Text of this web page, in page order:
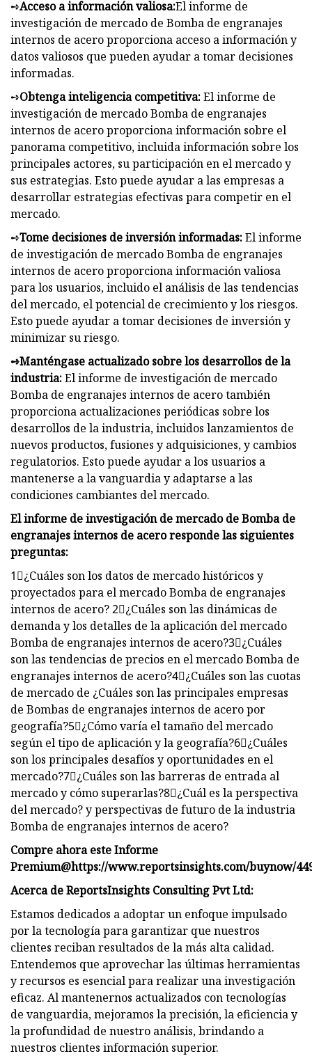
➺Acceso a información valiosa:El informe de
investigación de mercado de Bomba de engranajes
internos de acero proporciona acceso a información y
datos valiosos que pueden ayudar a tomar decisiones
informadas.
➺Obtenga inteligencia competitiva:El informe de
investigación de mercado Bomba de engranajes
internos de acero proporciona información sobre el
panorama competitivo, incluida información sobre los
principales actores, su participación en el mercado y
sus estrategias. Esto puede ayudar a las empresas a
desarrollar estrategias efectivas para competir en el
mercado.
➺Tome decisiones de inversión informadas:El informe
de investigación de mercado Bomba de engranajes
internos de acero proporciona información valiosa
para los usuarios, incluido el análisis de las tendencias
del mercado, el potencial de crecimiento y los riesgos.
Esto puede ayudar a tomar decisiones de inversión y
minimizar su riesgo.
➺Manténgase actualizado sobre los desarrollos de la
industria:El informe de investigación de mercado
Bomba de engranajes internos de acero también
proporciona actualizaciones periódicas sobre los
desarrollos de la industria, incluidos lanzamientos de
nuevos productos, fusiones y adquisiciones, y cambios
regulatorios. Esto puede ayudar a los usuarios a
mantenerse a la vanguardia y adaptarse a las
condiciones cambiantes del mercado.
El informe de investigación de mercado de Bomba de
engranajes internos de acero responde las siguientes
preguntas:
1⃣¿Cuáles son los datos de mercado históricos y
proyectados para el mercado Bomba de engranajes
internos de acero? 2⃣¿Cuáles son las dinámicas de
demanda y los detalles de la aplicación del mercado
Bomba de engranajes internos de acero?3⃣¿Cuáles
son las tendencias de precios en el mercado Bomba de
engranajes internos de acero?4⃣¿Cuáles son las cuotas
de mercado de ¿Cuáles son las principales empresas
de Bombas de engranajes internos de acero por
geografía?5⃣¿Cómo varía el tamaño del mercado
según el tipo de aplicación y la geografía?6⃣¿Cuáles
son los principales desafíos y oportunidades en el
mercado?7⃣¿Cuáles son las barreras de entrada al
mercado y cómo superarlas?8⃣¿Cuál es la perspectiva
del mercado? y perspectivas de futuro de la industria
Bomba de engranajes internos de acero?
Compre ahora este Informe
Premium@https://www.reportsinsights.com/buynow/
Acerca de ReportsInsights Consulting Pvt Ltd:
Estamos dedicados a adoptar un enfoque impulsado
por la tecnología para garantizar que nuestros
clientes reciban resultados de la más alta calidad.
Entendemos que aprovechar las últimas herramientas
y recursos es esencial para realizar una investigación
eficaz. Al mantenernos actualizados con tecnologías
de vanguardia, mejoramos la precisión, la eficiencia y
la profundidad de nuestro análisis, brindando a
nuestros clientes información superior.